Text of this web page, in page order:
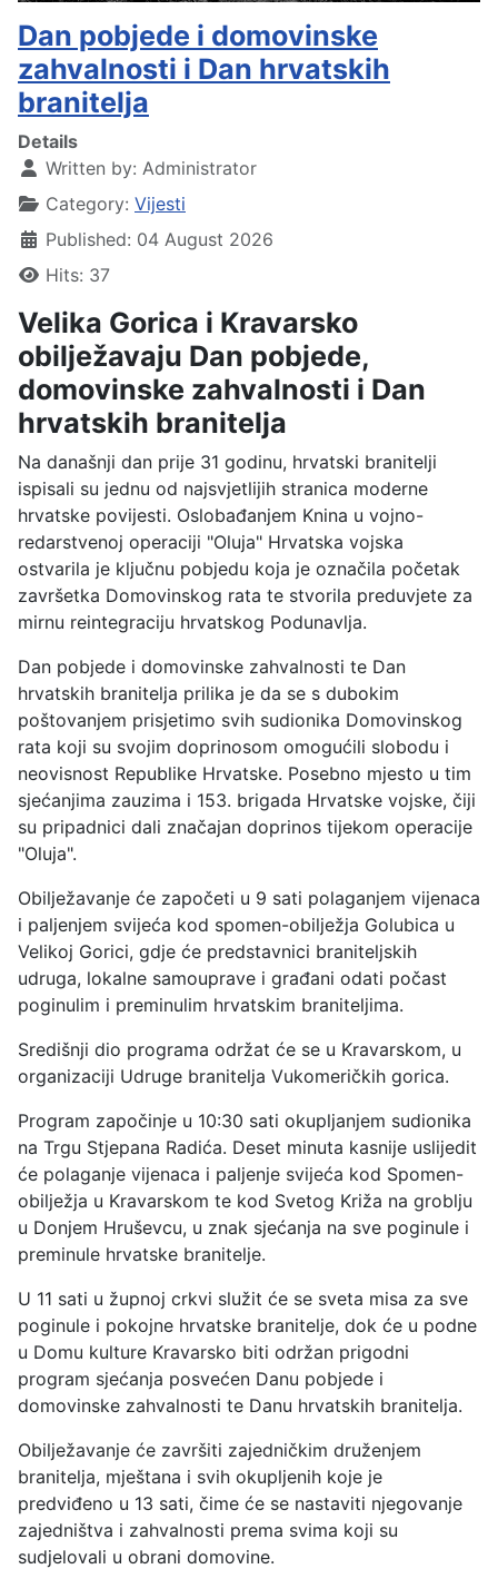
Dan pobjede i domovinske
zahvalnosti i Dan hrvatskih
branitelja
Details
Written by: Administrator
Category: Vijesti
Published: 04 August 2026
Hits: 37
Velika Gorica i Kravarsko
obilježavaju Dan pobjede,
domovinske zahvalnosti i Dan
hrvatskih branitelja
Na današnji dan prije 31 godinu, hrvatski branitelji
ispisali su jednu od najsvjetlijih stranica moderne
hrvatske povijesti. Oslobađanjem Knina u vojno-
redarstvenoj operaciji "Oluja" Hrvatska vojska
ostvarila je ključnu pobjedu koja je označila početak
završetka Domovinskog rata te stvorila preduvjete za
mirnu reintegraciju hrvatskog Podunavlja.
Dan pobjede i domovinske zahvalnosti te Dan
hrvatskih branitelja prilika je da se s dubokim
poštovanjem prisjetimo svih sudionika Domovinskog
rata koji su svojim doprinosom omogućili slobodu i
neovisnost Republike Hrvatske. Posebno mjesto u tim
sjećanjima zauzima i 153. brigada Hrvatske vojske, čiji
su pripadnici dali značajan doprinos tijekom operacije
"Oluja".
Obilježavanje će započeti u 9 sati polaganjem vijenaca
i paljenjem svijeća kod spomen-obilježja Golubica u
Velikoj Gorici, gdje će predstavnici braniteljskih
udruga, lokalne samouprave i građani odati počast
poginulim i preminulim hrvatskim braniteljima.
Središnji dio programa održat će se u Kravarskom, u
organizaciji Udruge branitelja Vukomeričkih gorica.
Program započinje u 10:30 sati okupljanjem sudionika
na Trgu Stjepana Radića. Deset minuta kasnije uslijedit
će polaganje vijenaca i paljenje svijeća kod Spomen-
obilježja u Kravarskom te kod Svetog Križa na groblju
u Donjem Hruševcu, u znak sjećanja na sve poginule i
preminule hrvatske branitelje.
U 11 sati u župnoj crkvi služit će se sveta misa za sve
poginule i pokojne hrvatske branitelje, dok će u podne
u Domu kulture Kravarsko biti održan prigodni
program sjećanja posvećen Danu pobjede i
domovinske zahvalnosti te Danu hrvatskih branitelja.
Obilježavanje će završiti zajedničkim druženjem
branitelja, mještana i svih okupljenih koje je
predviđeno u 13 sati, čime će se nastaviti njegovanje
zajedništva i zahvalnosti prema svima koji su
sudjelovali u obrani domovine.